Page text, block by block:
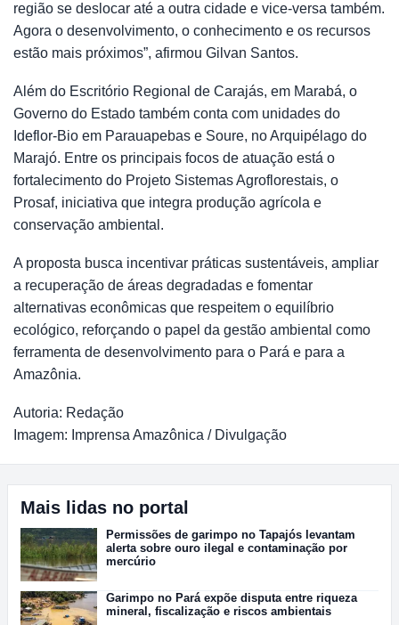
região se deslocar até a outra cidade e vice-versa também.
Agora o desenvolvimento, o conhecimento e os recursos
estão mais próximos”, afirmou Gilvan Santos.
Além do Escritório Regional de Carajás, em Marabá, o
Governo do Estado também conta com unidades do
Ideflor-Bio em Parauapebas e Soure, no Arquipélago do
Marajó. Entre os principais focos de atuação está o
fortalecimento do Projeto Sistemas Agroflorestais, o
Prosaf, iniciativa que integra produção agrícola e
conservação ambiental.
A proposta busca incentivar práticas sustentáveis, ampliar
a recuperação de áreas degradadas e fomentar
alternativas econômicas que respeitem o equilíbrio
ecológico, reforçando o papel da gestão ambiental como
ferramenta de desenvolvimento para o Pará e para a
Amazônia.
Autoria: Redação
Imagem: Imprensa Amazônica / Divulgação
Mais lidas no portal
Permissões de garimpo no Tapajós levantam
alerta sobre ouro ilegal e contaminação por
mercúrio
Garimpo no Pará expõe disputa entre riqueza
mineral, fiscalização e riscos ambientais